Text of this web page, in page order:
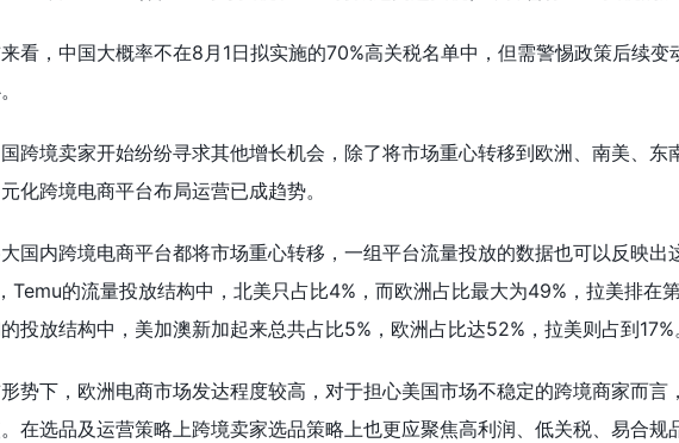
看，中国大概率不在8月1日拟实施的70%高关税名单中，但需警惕政策后续变
跨境卖家开始纷纷寻求其他增长机会，除了将市场重心转移到欧洲、南美、东
化跨境电商平台布局运营已成趋势。
国内跨境电商平台都将市场重心转移，一组平台流量投放的数据也可以反映出
Temu的流量投放结构中，北美只占比4%，而欧洲占比最大为49%，拉美排在
投放结构中，美加澳新加起来总共占比5%，欧洲占比达52%，拉美则占到17%
势下，欧洲电商市场发达程度较高，对于担心美国市场不稳定的跨境商家而言
在选品及运营策略上跨境卖家选品策略上也更应聚焦高利润、低关税、易合规